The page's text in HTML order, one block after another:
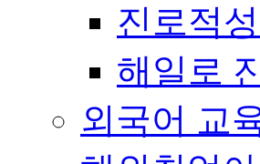
진로적
해일로
외국어 교